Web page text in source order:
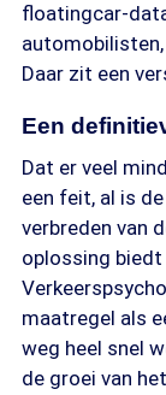
floatingcar-
Daar zit een
Een
Dat er veel
een feit, al is
verbreden van
oplossing
maatregel als
weg heel snel
de groei van